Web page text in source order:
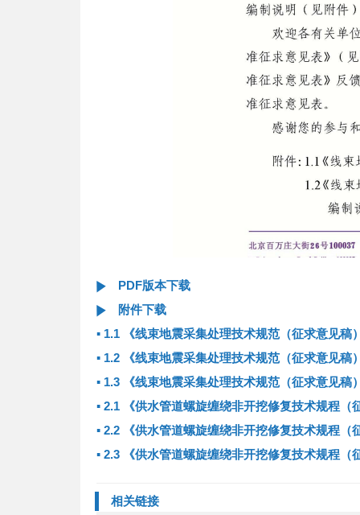
PDF版本下载
附件下载
▪ 1.1 《线束地震采集处理技术规范（征求意见稿
▪ 1.2 《线束地震采集处理技术规范（征求意见稿
▪ 1.3 《线束地震采集处理技术规范（征求意见稿
▪ 2.1 《供水管道螺旋缠绕非开挖修复技术规程（
▪ 2.2 《供水管道螺旋缠绕非开挖修复技术规程（
▪ 2.3 《供水管道螺旋缠绕非开挖修复技术规程（
相关链接